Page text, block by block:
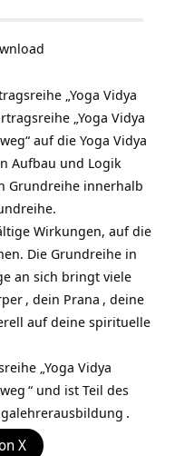
„Yoga Vidya
„Yoga Vidya
auf die Yoga Vidya
Aufbau und Logik
Grundreihe innerhalb
Wirkungen, auf die
Die Grundreihe in
an sich bringt viele
, dein Prana , deine
auf deinespirituelle
„Yoga Vidya
“ und ist Teil des
.
X